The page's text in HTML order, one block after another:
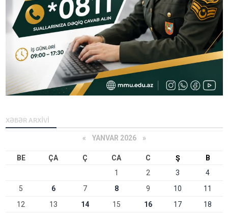
XƏBƏR ARXİVİ
« YANVAR 2026 »
BE ÇA Ç CA C Ş
B
1
2 3
4
5
6 7 8 9 10
11
12
13 14 15 16 17 18